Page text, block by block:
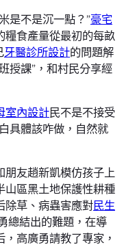
是不是沉一點？”豪宅
食產量從最初的每畝
牙醫診所設計的問題解
授課”，和村民分享經
室內設計民不是不接受
具體該咋做，自然就
朋友趙新凱模仿孩子上
山區黑土地保護性耕種
除草、病蟲害應對民生
總結出的難題，在導
高廣勇請教了專家，